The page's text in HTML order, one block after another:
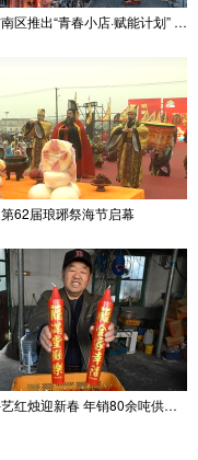
青岛市市南区推出“青春小店·赋能计划” 聚满青岛温情
第62届琅琊祭海节启幕
即墨老手艺红烛迎新春 年销80余吨供不应求